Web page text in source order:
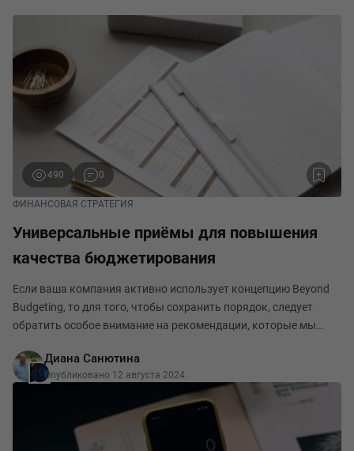
490 0
ФИНАНСОВАЯ СТРАТЕГИЯ
Универсальные приёмы для повышения
качества бюджетирования
Если ваша компания активно использует концепцию Beyond
Budgeting, то для того, чтобы сохранить порядок, следует
обратить особое внимание на рекомендации, которые мы
руководителей создаются условия для упрощен
Диана Санютина
Опубликовано 12 августа 2024